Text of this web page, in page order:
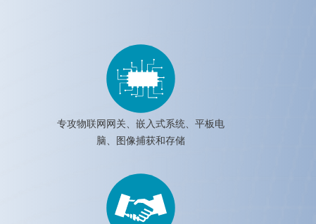
专攻物联网网关、嵌入式系统、平板电
脑、图像捕获和存储